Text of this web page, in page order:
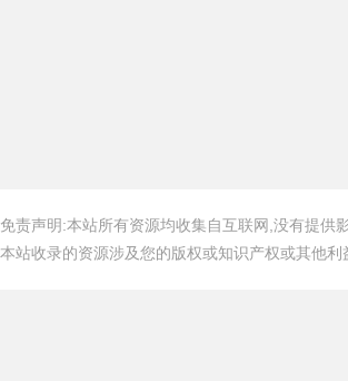
免责声明:本站所有资源均收集自互联网,没有提供
本站收录的资源涉及您的版权或知识产权或其他